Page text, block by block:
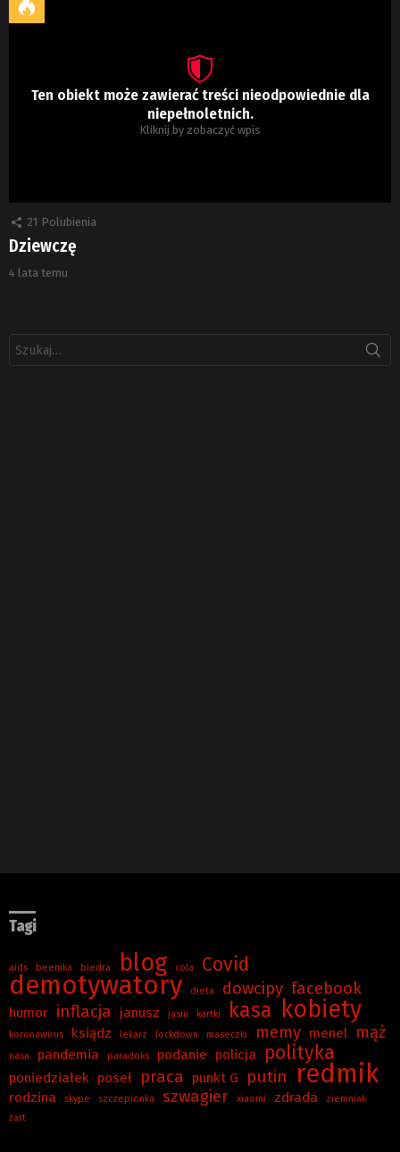
Ten obiekt może zawierać treści nieodpowiednie dla
niepełnoletnich.
Kliknij by zobaczyć wpis
21 Polubienia
Dziewczę
4 lata temu
Tagi
aids beemka biedra blog cola Covid
demotywatory dieta dowcipy facebook
humor inflacja janusz jasiu kartki kasa kobiety
koronawirus ksiądz lekarz lockdown maseczki memy menel mąż
nasa pandemia paradoks podanie policja polityka
poniedziałek poseł praca punkt G putin redmik
rodzina skype szczepionka szwagier xiaomi zdrada
ziemniak
żart